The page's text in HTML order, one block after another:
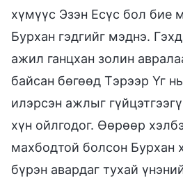
хүмүүс Эзэн Есүс бол бие
Бурхан гэдгийг мэднэ.
ажил ганцхан золин
байсан бөгөөд Тэрээр Үг
илэрсэн ажлыг
хүн ойлгодог. Өөрөөр
махбодтой болсон Бурхан
бүрэн авардаг тухай